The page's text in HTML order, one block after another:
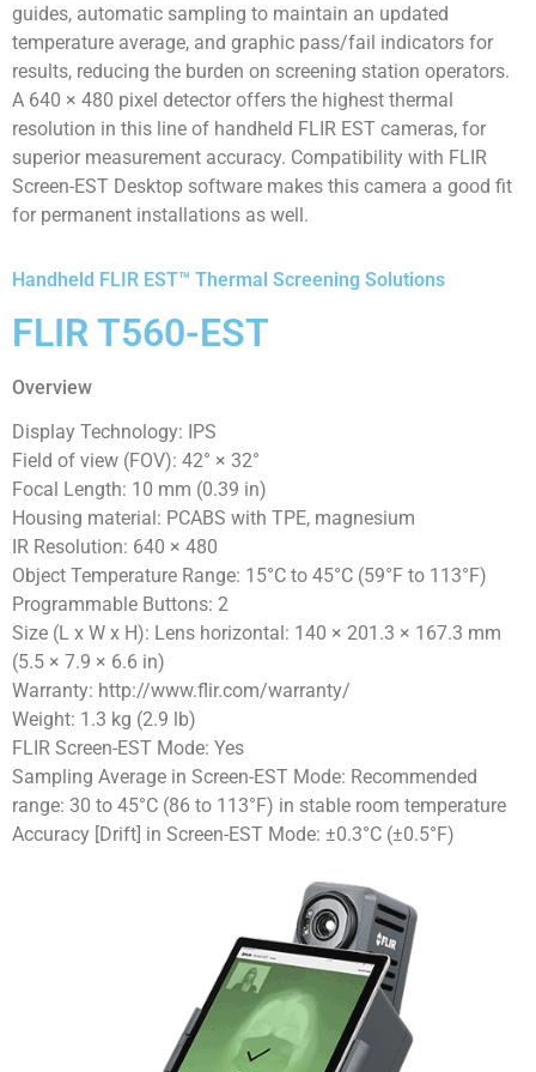
guides, automatic sampling to maintain an updated
temperature average, and graphic pass/fail indicators for
results, reducing the burden on screening station operators.
A 640 × 480 pixel detector offers the highest thermal
resolution in this line of handheld FLIR EST cameras, for
superior measurement accuracy. Compatibility with FLIR
Screen-EST Desktop software makes this camera a good fit
for permanent installations as well.
Handheld FLIR EST™ Thermal Screening Solutions
FLIR T560-EST
Overview
Display Technology: IPS
Field of view (FOV): 42° × 32°
Focal Length: 10 mm (0.39 in)
Housing material: PCABS with TPE, magnesium
IR Resolution: 640 × 480
Object Temperature Range: 15°C to 45°C (59°F to 113°F)
Programmable Buttons: 2
Size (L x W x H): Lens horizontal: 140 × 201.3 × 167.3 mm
(5.5 × 7.9 × 6.6 in)
Warranty: http://www.flir.com/warranty/
Weight: 1.3 kg (2.9 lb)
FLIR Screen-EST Mode: Yes
Sampling Average in Screen-EST Mode: Recommended
range: 30 to 45°C (86 to 113°F) in stable room temperature
Accuracy [Drift] in Screen-EST Mode: ±0.3°C (±0.5°F)